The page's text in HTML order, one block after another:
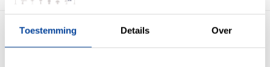
Toestemming Details Over
Beweging
Kantelbaar